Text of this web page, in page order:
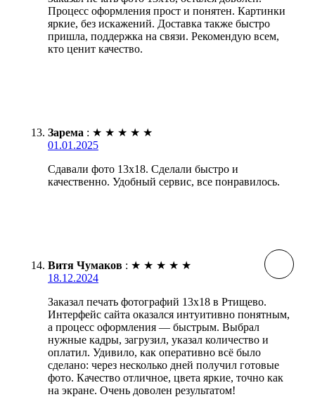
Процесс оформления прост и понятен. Картинки
яркие, без искажений. Доставка также быстро
пришла, поддержка на связи. Рекомендую всем,
кто ценит качество.
Зарема : ★ ★ ★ ★ ★
01.01.2025
Сдавали фото 13х18. Сделали быстро и
качественно. Удобный сервис, все понравилось.
Витя Чумаков : ★ ★ ★ ★ ★
18.12.2024
Заказал печать фотографий 13х18 в Ртищево.
Интерфейс сайта оказался интуитивно понятным,
а процесс оформления — быстрым. Выбрал
нужные кадры, загрузил, указал количество и
оплатил. Удивило, как оперативно всё было
сделано: через несколько дней получил готовые
фото. Качество отличное, цвета яркие, точно как
на экране. Очень доволен результатом!